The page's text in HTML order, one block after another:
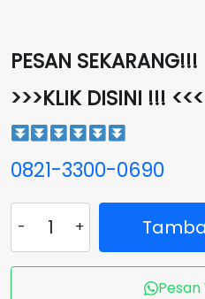
PESAN SEKARANG!!!
>>>KLIK DISINI !!! <<<
0821-3300-0690
Laptop
LENOVO
IdeaPad
Pesan